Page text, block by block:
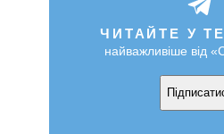
ЧИТАЙТЕ У
найважливіше від